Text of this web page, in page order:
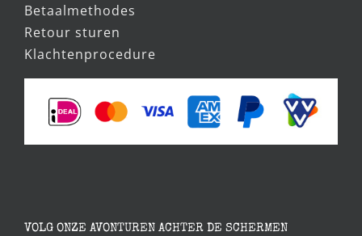
Betaalmethodes
Retour sturen
Klachtenprocedure
VOLG ONZE AVONTUREN ACHTER DE SCHERMEN